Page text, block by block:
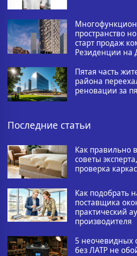
пространство
старт продаж
Резиденции на
Пятая часть
района
реновации за
Последние статьи
Как правильно
советы
проверка
Как подобрать
поставщика
практический
производителя
5 неочевидных
без ЛАТР не